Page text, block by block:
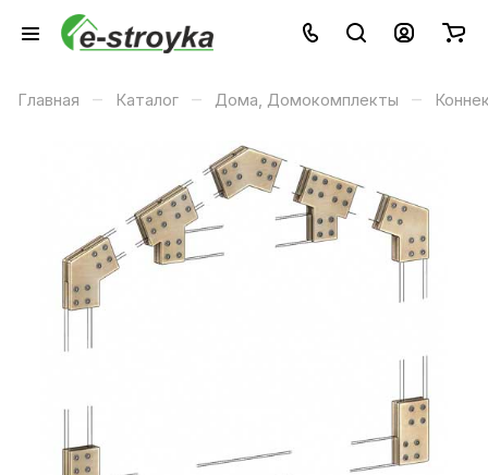
Главная – Каталог – Дома, Домокомплекты –